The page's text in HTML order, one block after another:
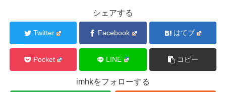
シェアする
Twitter Facebook はてブ
Pocket LINE コピー
imhkをフォローする